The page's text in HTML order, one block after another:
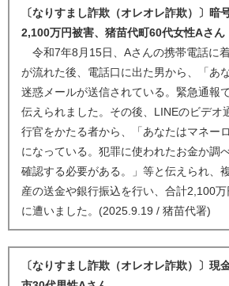
〔なりすまし詐欺（オレオレ詐欺）〕暗
2,100万円被害、猪苗代町60代女性Aさん
令和7年8月15日、Aさんの携帯電話に
が流れた後、電話口に出た男から、「あ
迷惑メールが送信されている。緊急通報
伝えられました。その後、LINEのビデオ
行官をかたる者から、「あなたはマネー
になっている。犯罪に使われたお金か調
確認する必要がある。」等と伝えられ、
産の送金や銀行振込を行い、合計2,100
に遭いました。(2025.9.19 / 猪苗代署)
〔なりすまし詐欺（オレオレ詐欺）〕現